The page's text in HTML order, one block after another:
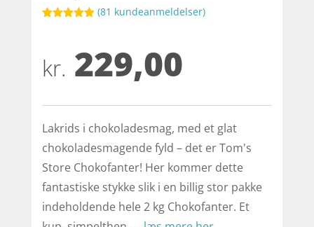
baseret på
kundebedøm
melser
(81 kundeanmeldelser)
kr. 229,00
Lakrids i chokoladesmag, med et glat
chokoladesmagende fyld – det er Tom's
Store Chokofanter! Her kommer dette
fantastiske stykke slik i en billig stor pakke
indeholdende hele 2 kg Chokofanter. Et